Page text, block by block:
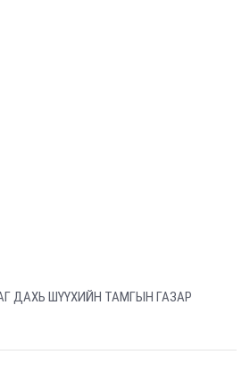
ДАХЬ ШҮҮХИЙН ТАМГЫН ГАЗАР